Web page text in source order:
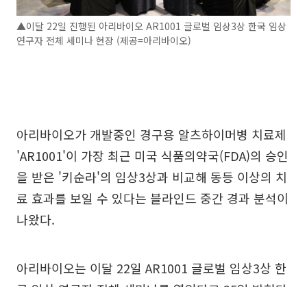
▲이달 22일 진행된 아리바이오 AR1001 글로벌 임상3상 한국 임상
연구자 전체 세미나 현장 (제공=아리바이오)
아리바이오가 개발중인 경구용 알츠하이머병 치료제
'AR1001'이 가장 최근 미국 식품의약국(FDA)의 승인
을 받은 '키순라'의 임상3상과 비교해 동등 이상의 치
료 효과를 보일 수 있다는 블라인드 중간 경과 분석이
나왔다.
아리바이오는 이달 22일 AR1001 글로벌 임상3상 한